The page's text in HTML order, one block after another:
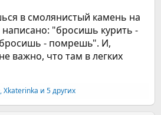
в смолянистый камень на
"бросишь курить -
- помрешь". И,
важно, что там в легких
,Xkaterinka и 5 других